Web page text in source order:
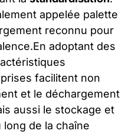
appelée palette
reconnu pour
adoptant des
facilitent non
et le déchargement
aussi le stockage et
de la chaîne